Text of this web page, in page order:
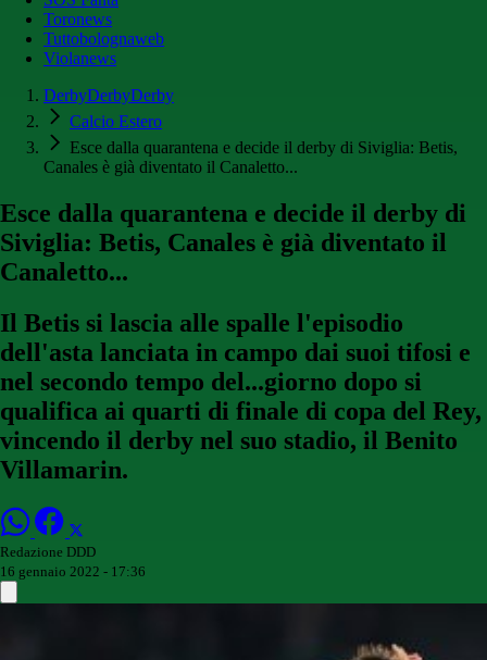
Toronews
Tuttobolognaweb
Violanews
DerbyDerbyDerby
Calcio Estero
Esce dalla quarantena e decide il derby di Siviglia: Betis,
Canales è già diventato il Canaletto...
Esce dalla quarantena e decide il derby di
Siviglia: Betis, Canales è già diventato il
Canaletto...
Il Betis si lascia alle spalle l'episodio
dell'asta lanciata in campo dai suoi tifosi e
nel secondo tempo del...giorno dopo si
qualifica ai quarti di finale di copa del Rey,
vincendo il derby nel suo stadio, il Benito
Villamarin.
Redazione DDD
16 gennaio 2022 - 17:36